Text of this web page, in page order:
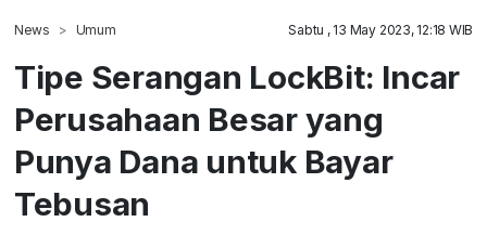
News Umum Sabtu , 13 May 2023, 12:18 WIB
Tipe Serangan LockBit: Incar
Perusahaan Besar yang
Punya Dana untuk Bayar
Tebusan